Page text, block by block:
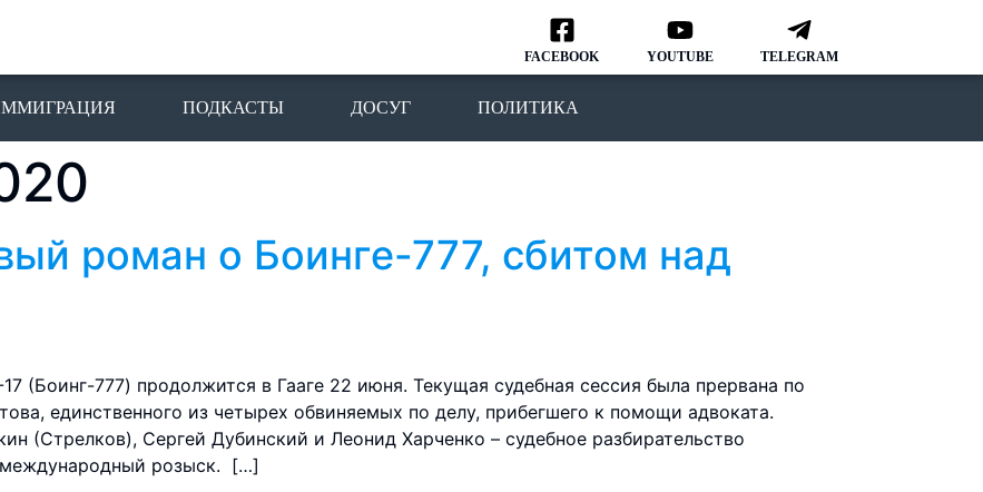
FACEBOOK YOUTUBE TELEGRAM
ПОДКАСТЫ ДОСУГ ПОЛИТИКА
роман о Боинге-777, сбитом над
(Боинг-777) продолжится в Гааге 22 июня. Текущая судебная сессия была прервана по
единственного из четырех обвиняемых по делу, прибегшего к помощи адвоката.
(Стрелков), Сергей Дубинский и Леонид Харченко – судебное разбирательство
международный розыск. […]